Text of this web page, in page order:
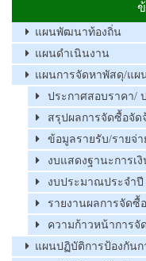
แผนพัฒนาท้องถิ่น
แผนดำเนินงาน
แผนการจัดหาพัสดุ/แผ
ประกาศสอบราคา/
สรุปผลการจัดซื้อจัด
ข้อมูลรายรับ/รายจ่า
งบแสดงฐานะการเ
งบประมาณประจำปี
รายงานผลการจัดซื้
ความก้าวหน้าการจั
แผนปฏิบัติการป้องกันก